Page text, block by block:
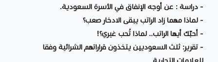
- دراسة : عن أوجه الإنفاق في الأسرة السعودية.
- لماذا مهما زاد الراتب يبقى الادخار صعب؟
- أحبّك أيها الراتب.. لماذا تُحب غيري؟!
- تقرير: ثلث السعوديين يتخذون قراراتهم الشرائية وفقا
للعلامات التجارية